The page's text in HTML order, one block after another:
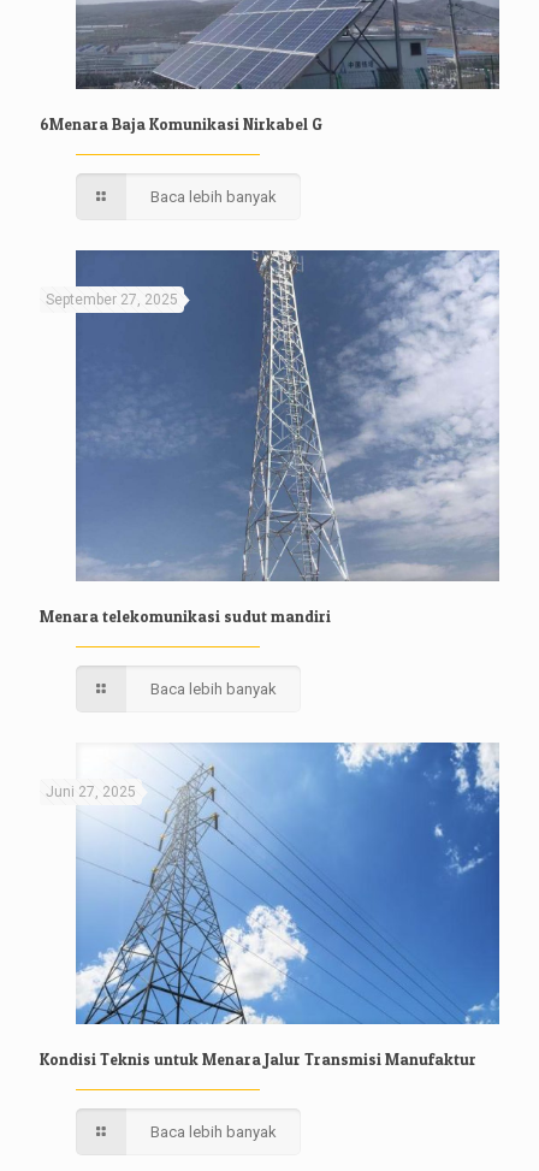
6Menara Baja Komunikasi Nirkabel G
Baca lebih banyak
September 27, 2025
Menara telekomunikasi sudut mandiri
Baca lebih banyak
Juni 27, 2025
Kondisi Teknis untuk Menara Jalur Transmisi Manufaktur
Baca lebih banyak